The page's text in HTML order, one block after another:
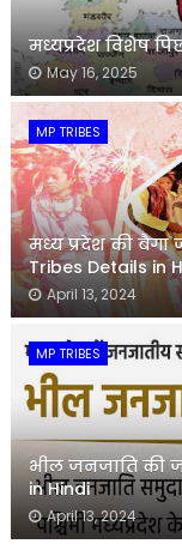
मध्यप्रदेश विशेष
May 16, 2025
MP TRIBES
मध्य प्रदेश की बैगा
Tribes Details in
April 13, 2024
MP TRIBES
भील जनजाति की
in Hindi
April 13, 2024